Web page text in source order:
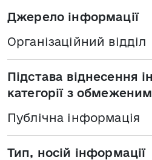
Джерело інформації
Організаційний відділ
Підстава віднесення
категорії з
Публічна інформація
Тип, носій інформації